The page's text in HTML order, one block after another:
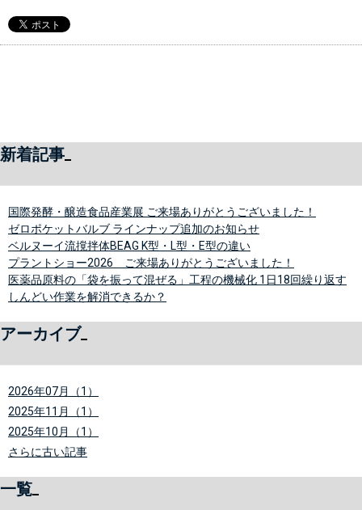
新着記事
国際発酵・醸造食品産業展 ご来場ありがとうございました！
ゼロポケットバルブ ラインナップ追加のお知らせ
ベルヌーイ流撹拌体BEAG K型・L型・E型の違い
プラントショー2026 ご来場ありがとうございました！
医薬品原料の「袋を振って混ぜる」工程の機械化 1日18回繰り返す
しんどい作業を解消できるか？
アーカイブ
2026年07月（1）
2025年11月（1）
2025年10月（1）
さらに古い記事
一覧